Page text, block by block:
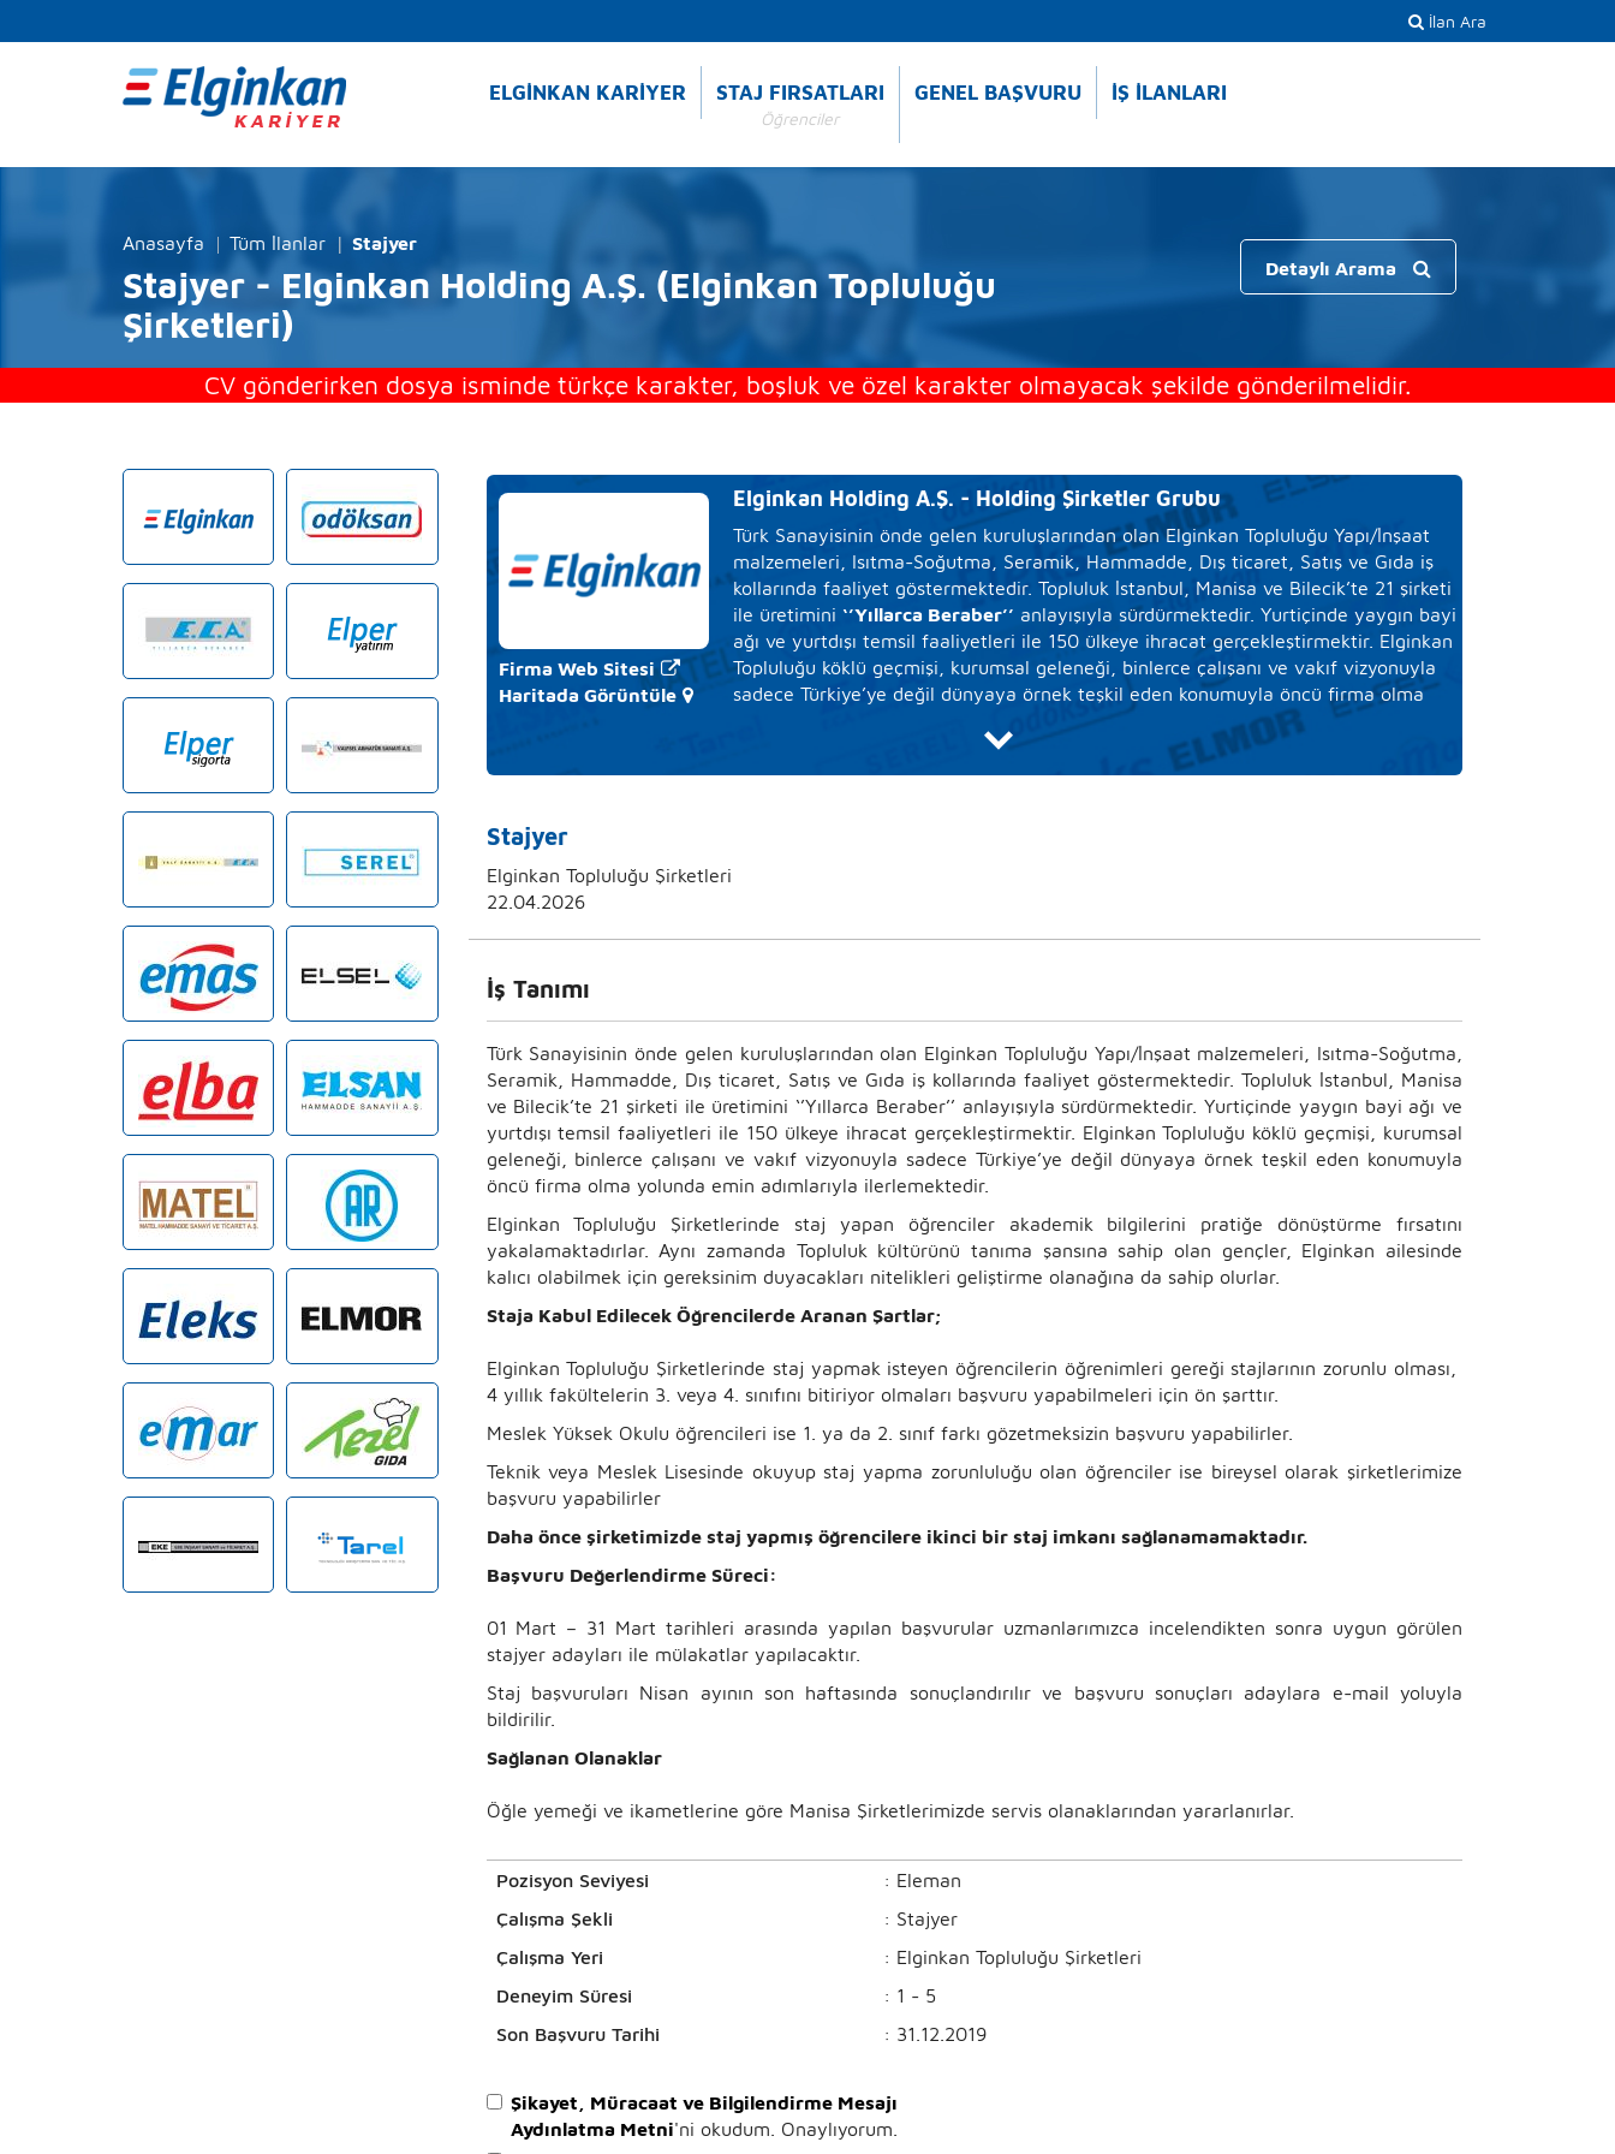
İlan Ara
ELGİNKAN KARİYER STAJ FIRSATLARI
Öğrenciler
GENEL BAŞVURU İŞ İLANLARI
Anasayfa Tüm İlanlar Stajyer
Stajyer - Elginkan Holding A.Ş. (Elginkan Topluluğu
Şirketleri)
Detaylı Arama
CV gönderirken dosya isminde türkçe karakter, boşluk ve özel karakter olmayacak şekilde gönderilmelidir.
Firma Web Sitesi
Haritada Görüntüle
Elginkan Holding A.Ş. - Holding Şirketler Grubu
Türk Sanayisinin önde gelen kuruluşlarından olan Elginkan Topluluğu Yapı/İnşaat
malzemeleri, Isıtma-Soğutma, Seramik, Hammadde, Dış ticaret, Satış ve Gıda iş
kollarında faaliyet göstermektedir. Topluluk İstanbul, Manisa ve Bilecik’te 21 şirketi
ile üretimini ‘’Yıllarca Beraber’’ anlayışıyla sürdürmektedir. Yurtiçinde yaygın bayi
ağı ve yurtdışı temsil faaliyetleri ile 150 ülkeye ihracat gerçekleştirmektir. Elginkan
Topluluğu köklü geçmişi, kurumsal geleneği, binlerce çalışanı ve vakıf vizyonuyla
sadece Türkiye’ye değil dünyaya örnek teşkil eden konumuyla öncü firma olma
Elginkan Topluluğu; çalışanları ile birlikte, Topluluk Şirketlerini önce Avrupa, daha
Stajyer
Elginkan Topluluğu Şirketleri
22.04.2026
İş Tanımı
Türk Sanayisinin önde gelen kuruluşlarından olan Elginkan Topluluğu Yapı/İnşaat malzemeleri, Isıtma-Soğutma,
Seramik, Hammadde, Dış ticaret, Satış ve Gıda iş kollarında faaliyet göstermektedir. Topluluk İstanbul, Manisa
ve Bilecik’te 21 şirketi ile üretimini ‘’Yıllarca Beraber’’ anlayışıyla sürdürmektedir. Yurtiçinde yaygın bayi ağı ve
yurtdışı temsil faaliyetleri ile 150 ülkeye ihracat gerçekleştirmektir. Elginkan Topluluğu köklü geçmişi, kurumsal
geleneği, binlerce çalışanı ve vakıf vizyonuyla sadece Türkiye’ye değil dünyaya örnek teşkil eden konumuyla
öncü firma olma yolunda emin adımlarıyla ilerlemektedir.
Elginkan Topluluğu Şirketlerinde staj yapan öğrenciler akademik bilgilerini pratiğe dönüştürme fırsatını
yakalamaktadırlar. Aynı zamanda Topluluk kültürünü tanıma şansına sahip olan gençler, Elginkan ailesinde
kalıcı olabilmek için gereksinim duyacakları nitelikleri geliştirme olanağına da sahip olurlar.
Staja Kabul Edilecek Öğrencilerde Aranan Şartlar;
Elginkan Topluluğu Şirketlerinde staj yapmak isteyen öğrencilerin öğrenimleri gereği stajlarının zorunlu olması,
4 yıllık fakültelerin 3. veya 4. sınıfını bitiriyor olmaları başvuru yapabilmeleri için ön şarttır.
Meslek Yüksek Okulu öğrencileri ise 1. ya da 2. sınıf farkı gözetmeksizin başvuru yapabilirler.
Teknik veya Meslek Lisesinde okuyup staj yapma zorunluluğu olan öğrenciler ise bireysel olarak şirketlerimize
başvuru yapabilirler
Daha önce şirketimizde staj yapmış öğrencilere ikinci bir staj imkanı sağlanamamaktadır.
Başvuru Değerlendirme Süreci:
01 Mart – 31 Mart tarihleri arasında yapılan başvurular uzmanlarımızca incelendikten sonra uygun görülen
stajyer adayları ile mülakatlar yapılacaktır.
Staj başvuruları Nisan ayının son haftasında sonuçlandırılır ve başvuru sonuçları adaylara e-mail yoluyla
bildirilir.
Sağlanan Olanaklar
Öğle yemeği ve ikametlerine göre Manisa Şirketlerimizde servis olanaklarından yararlanırlar.
Pozisyon Seviyesi
: Eleman
Çalışma Şekli
: Stajyer
Çalışma Yeri
: Elginkan Topluluğu Şirketleri
Deneyim Süresi
: 1 - 5
Son Başvuru Tarihi
: 31.12.2019
Şikayet, Müracaat ve Bilgilendirme Mesajı
Aydınlatma Metni'ni okudum. Onaylıyorum.